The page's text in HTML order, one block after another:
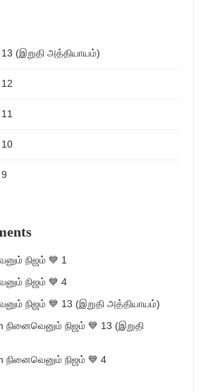
(இறுதி அத்தியாயம்)
நிஜம் 💙 1
நிஜம் 💙 4
நிஜம் 💙 13 (இறுதி அத்தியாயம்)
நினைவெனும் நிஜம் 💙 13 (இறுதி
நினைவெனும் நிஜம் 💙 4